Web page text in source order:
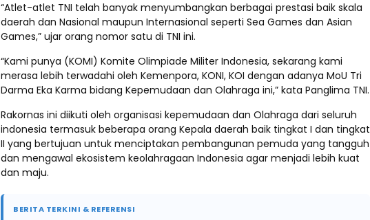
“Atlet-atlet TNI telah banyak menyumbangkan berbagai prestasi baik skala
daerah dan Nasional maupun Internasional seperti Sea Games dan Asian
Games,” ujar orang nomor satu di TNI ini.
“Kami punya (KOMI) Komite Olimpiade Militer Indonesia, sekarang kami
merasa lebih terwadahi oleh Kemenpora, KONI, KOI dengan adanya MoU Tri
Darma Eka Karma bidang Kepemudaan dan Olahraga ini,” kata Panglima TNI.
Rakornas ini diikuti oleh organisasi kepemudaan dan Olahraga dari seluruh
indonesia termasuk beberapa orang Kepala daerah baik tingkat I dan tingkat
II yang bertujuan untuk menciptakan pembangunan pemuda yang tangguh
dan mengawal ekosistem keolahragaan Indonesia agar menjadi lebih kuat
dan maju.
BERITA TERKINI & REFERENSI